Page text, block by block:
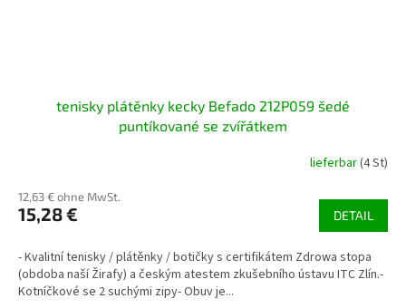
tenisky plátěnky kecky Befado 212P059 šedé
puntíkované se zvířátkem
lieferbar(4 St)
12,63 € ohne MwSt.
15,28 € DETAIL
- Kvalitní tenisky / plátěnky / botičky s certifikátem Zdrowa stopa
(obdoba naší Žirafy) a českým atestem zkušebního ústavu ITC Zlín.-
Kotníčkové se 2 suchými zipy- Obuv je...